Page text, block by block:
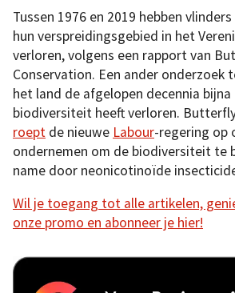
Tussen 1976 en 2019 hebben
hun verspreidingsgebied in het
verloren, volgens een rapport van
Conservation. Een ander onderzoek
het land de afgelopen decennia bijna
biodiversiteit heeft verloren.
roept de nieuwe Labour-regering op
ondernemen om de biodiversiteit te
name door neonicotinoïde
Wil je toegang tot alle artikelen,
onze promo en abonneer je hier!